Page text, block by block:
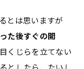
とは思いますが
た後すぐの開
くじらを立てない